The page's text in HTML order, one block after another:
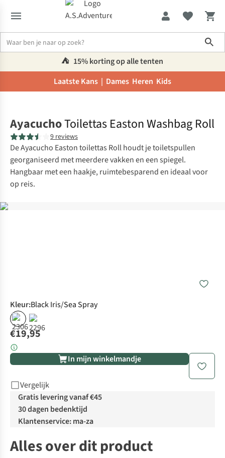
⛺️ 15% korting op alle tenten
Laatste Kans | Dames Heren Kids
AyacuchoToilettas Easton Washbag Roll
9 reviews
De Ayacucho Easton toilettas Roll houdt je toiletspullen
georganiseerd met meerdere vakken en een spiegel.
Hangbaar met een haakje, ruimtebesparend en ideaal voor
op reis.
Kleur:Black Iris/Sea Spray
€19,95
In mijn winkelmandje
Vergelijk
Gratis levering vanaf €45
30 dagen bedenktijd
Klantenservice: ma-za
Alles over dit product